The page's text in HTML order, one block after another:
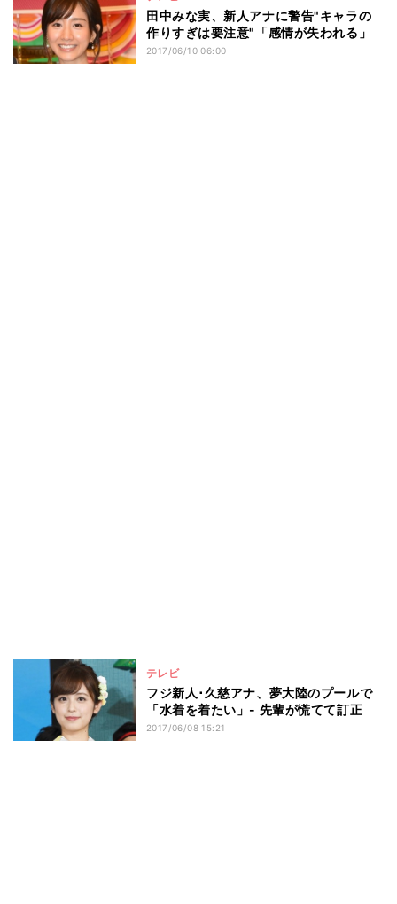
田中みな実、新人アナに警告"キャラの
作りすぎは要注意"「感情が失われる」
2017/06/10 06:00
テレビ
フジ新人･久慈アナ、夢大陸のプールで
「水着を着たい」- 先輩が慌てて訂正
2017/06/08 15:21